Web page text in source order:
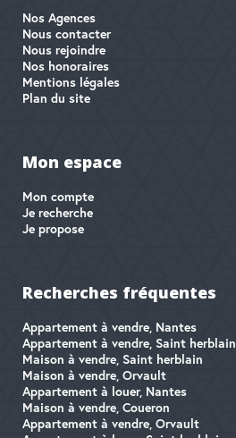
Nos Agences
Nous contacter
Nous rejoindre
Nos honoraires
Mentions légales
Plan du site
Mon espace
Mon compte
Je recherche
Je propose
Recherches fréquentes
Appartement à vendre, Nantes
Appartement à vendre, Saint herblain
Maison à vendre, Saint herblain
Maison à vendre, Orvault
Appartement à louer, Nantes
Maison à vendre, Coueron
Appartement à vendre, Orvault